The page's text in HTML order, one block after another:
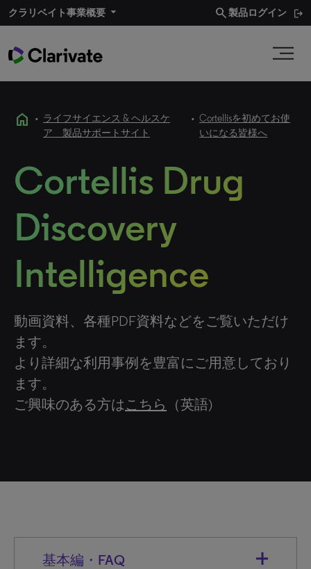
クラリベイト事業概要​ search製品ログイン
home • ライフサイエンス & ヘルスケ
ア 製品サポートサイト
•Cortellisを初めてお使
いになる皆様へ
Cortellis Drug
Discovery
Intelligence
動画資料、各種PDF資料などをご覧いただけ
ます。
より詳細な利用事例を豊富にご用意しており
ます。
ご興味のある方はこちら （英語)
基本編・FAQ